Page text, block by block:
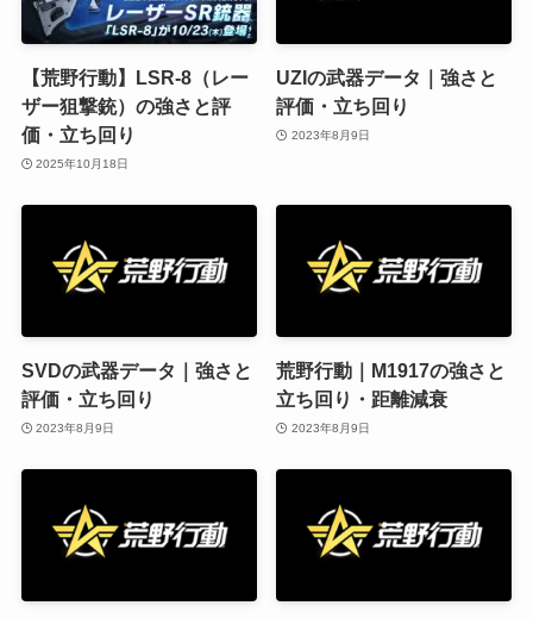
【荒野行動】LSR-8（レー
ザー狙撃銃）の強さと評
価・立ち回り
2025年10月18日
UZIの武器データ｜強さと
評価・立ち回り
2023年8月9日
SVDの武器データ｜強さと
評価・立ち回り
2023年8月9日
荒野行動｜M1917の強さと
立ち回り・距離減衰
2023年8月9日